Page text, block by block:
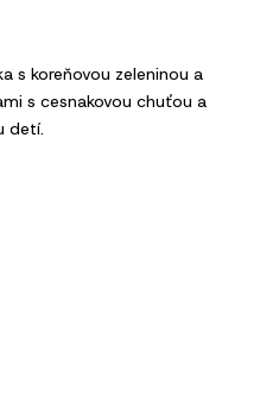
s koreňovou zeleninou a
s cesnakovou chuťou a
detí.